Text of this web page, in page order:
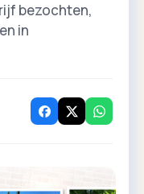
bezochten,
in